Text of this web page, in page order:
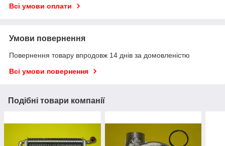
Всі умови оплати
Умови повернення
Повернення товару впродовж 14 днів за домовленістю
Всі умови повернення
Подібні товари компанії